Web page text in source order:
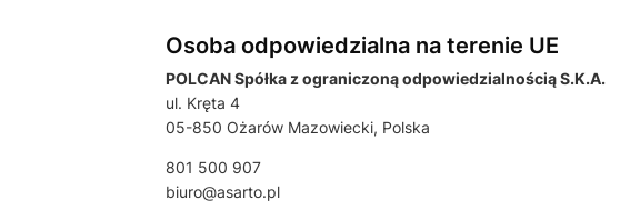
Osoba odpowiedzialna na terenie UE
POLCAN Spółka z ograniczoną odpowiedzialnością S.K.A.
ul. Kręta 4
05-850 Ożarów Mazowiecki, Polska
801 500 907
biuro@asarto.pl